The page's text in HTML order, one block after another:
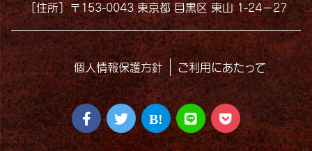
［住所］〒153-0043 東京都 目黒区 東山 1-24−27
個人情報保護方針 ご利用にあたって